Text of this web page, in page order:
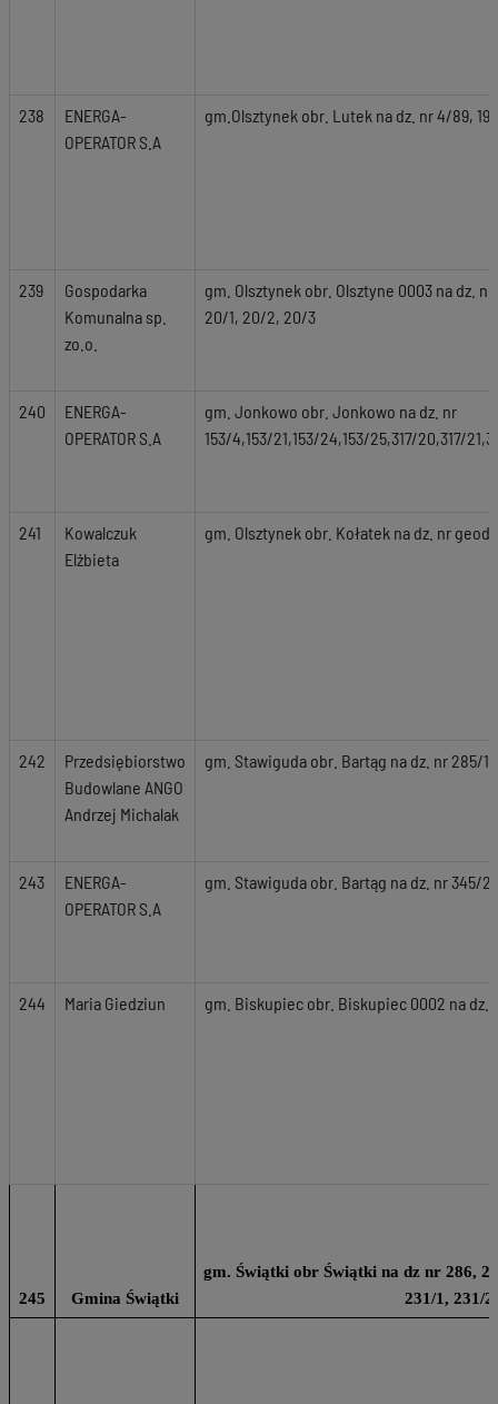
238
ENERGA-
OPERATOR S.A
gm.Olsztynek obr. Lutek na dz. nr 4/89,
239
Gospodarka
Komunalna sp.
zo.o.
gm. Olsztynek obr. Olsztyne 0003 na dz. nr
20/1, 20/2, 20/3
240
ENERGA-
OPERATOR S.A
gm. Jonkowo obr. Jonkowo na dz. nr
153/4,153/21,153/24,153/25,317/20,317/
241
Kowalczuk
Elżbieta
gm. Olsztynek obr. Kołatek na dz. nr geod.
242
Przedsiębiorstwo
Budowlane ANGO
Andrzej Michalak
gm. Stawiguda obr. Bartąg na dz. nr 285/
243
ENERGA-
OPERATOR S.A
gm. Stawiguda obr. Bartąg na dz. nr 345/
244 Maria Giedziun gm. Biskupiec obr. Biskupiec 0002 na dz.
245 Gmina Świątki
gm. Świątki obr Świątki na dz nr 286,
231/1, 231/2